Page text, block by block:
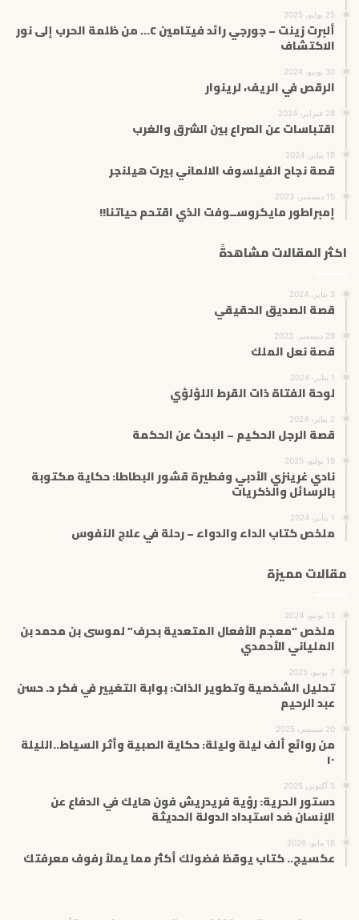
25 يوليو، 2025
ألبرت زينت – جورجي رائد فيتامين C… من ظلمة الحرب إلى نور
الاكتشاف
30 يونيو، 2024
الرقص في الريف، لرينوار
28 فبراير، 2024
اقتباسات عن الصراع بين الشرق والغرب
19 يناير، 2024
قصة نجاح الفيلسوف الالماني بيرت هيلنجر
15 ديسمبر، 2023
إمبراطور مايكروســوفت الذي اقتحم حياتنا!!
اكثر المقالات مشاهدةً
3 يناير، 2024
قصة الصديق الحقيقي
29 ديسمبر، 2023
قصة نعل الملك
1 يناير، 2024
لوحة الفتاة ذات القرط اللؤلؤي
2 يناير، 2024
قصة الرجل الحكيم – البحث عن الحكمة
19 يوليو، 2025
نادي غرينزي الأدبي وفطيرة قشور البطاطا: حكاية مكتوبة
بالرسائل والذكريات
1 يناير، 2024
ملخص كتاب الداء والدواء – رحلة في علاج النفوس
مقالات مميزة
13 يونيو، 2024
ملخص “معجم الأفعال المتعدية بحرف” لموسى بن محمد بن
الملياني الأحمدي
7 يونيو، 2025
تحليل الشخصية وتطوير الذات: بوابة التغيير في فكر د. حسن
عبد الرحيم
20 سبتمبر، 2025
من روائع ألف ليلة وليلة: حكاية الصبية وأثر السياط..الليلة
١٠
5 أكتوبر، 2025
دستور الحرية: رؤية فريدريش فون هايك في الدفاع عن
الإنسان ضد استبداد الدولة الحديثة
18 مايو، 2026
عكسيج.. كتاب يوقظ فضولك أكثر مما يملأ رفوف معرفتك